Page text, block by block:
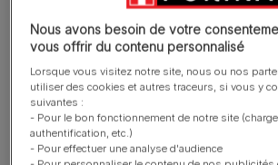
satisfaction mais ils peuvent aussi
en particulier quand ils sont malades.
Nous avons besoin de votre
vous offrir du contenu personnalisé
Lorsque vous visitez notre site, nous ou nos
utiliser des cookies et autres traceurs, si vous y
suivantes :
- Pour le bon fonctionnement de notre site
authentification, etc.)
- Pour effectuer une analyse d'audience